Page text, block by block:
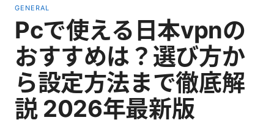
GENERAL
Pcで使える日本vpnの
おすすめは？選び方か
ら設定方法まで徹底解
説 2026年最新版